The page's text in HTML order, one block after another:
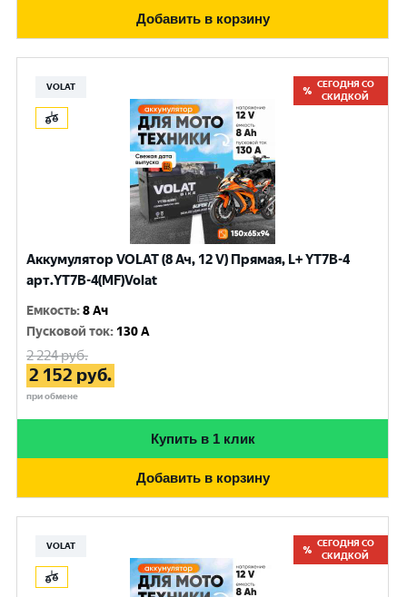
Добавить в корзину
VOLAT
СЕГОДНЯ СО
СКИДКОЙ
Аккумулятор VOLAT (8 Ач, 12 V) Прямая, L+ YT7B-4
арт.YT7B-4(MF)Volat
Емкость:8 Ач
Пусковой ток: 130 A
2 224руб.
2 152 руб.
при обмене
Купить в 1 клик
Добавить в корзину
VOLAT
СЕГОДНЯ СО
СКИДКОЙ